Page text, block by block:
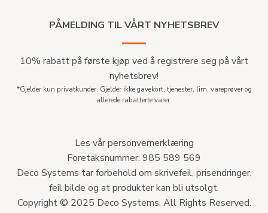
PÅMELDING TIL VÅRT NYHETSBREV
10% rabatt på første kjøp ved å registrere seg på vårt
nyhetsbrev!
*Gjelder kun privatkunder. Gjelder ikke gavekort, tjenester, lim, vareprøver og
allerede rabatterte varer.
Les vår personvernerklæring
Foretaksnummer: 985 589 569
Deco Systems tar forbehold om skrivefeil, prisendringer,
feil bilde og at produkter kan bli utsolgt.
Copyright © 2025 Deco Systems. All Rights Reserved.